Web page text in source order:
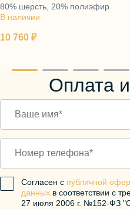
10 760 ₽
В наличии
80% шерсть, 20% полиэфир
Оплата
Согласен с публичной
данных в соответствии с
27 июля 2006 г. №152-ФЗ